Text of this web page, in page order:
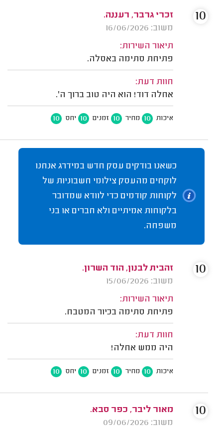
זכרי גרבר, רעננה.
משוב: 16/06/2026
תיאור השירות:
פתיחת סתימה באסלה.
חוות דעת:
אחלה דוד! הוא היה טוב ברוך ה'.
איכות 10 מחיר 10 זמנים 10 יחס 10
10
כשאנו בודקים עסק חדש במידרג אנחנו
לוקחים מהעסק צילומי חשבוניות של
לקוחות קודמים כדי לוודא שמדובר
בלקוחות אמיתיים ולא חברים או בני
משפחה.
זהבית לבנון, הוד השרון.
משוב: 15/06/2026
תיאור השירות:
פתיחת סתימה בכיור המטבח.
חוות דעת:
היה ממש אחלה!
איכות 10 מחיר 10 זמנים 10 יחס 10
10
מאור ליבר, כפר סבא.
משוב: 09/06/2026
10